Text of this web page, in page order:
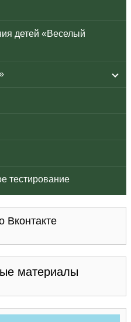
детей «Веселый
тестирование
Вконтакте
материалы